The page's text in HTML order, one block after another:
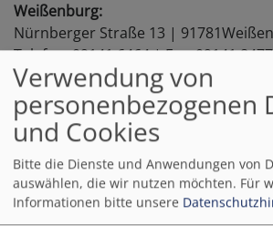
Weißenburg:
Nürnberger Straße 13 |
Telefon: 09141 6464 | Fax: 09141
E-Mail:zd.weissenburg@diakonie-sf.de
Langenaltheim / Pappenheim:
Mostplatz 2 | 91799 Langenaltheim
Telefon: 09145 1297 | Fax: 09145
E-Mall:zd.langenalthelm@diakonie-
Verwendung von
personenbezogenen
und Cookies
Bitte die Dienste und Anwendungen von
auswählen, die wir nutzen möchten. Für
Informationen bitte unsere